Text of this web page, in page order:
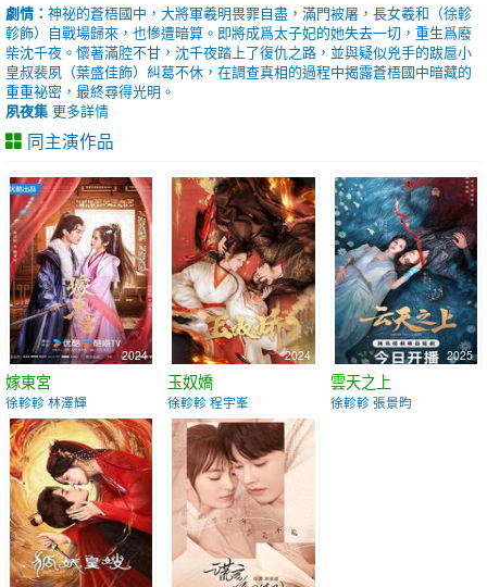
劇情： 神祕的蒼梧國中，大將軍羲明畏罪自盡，滿門被屠，長女羲和（徐軫
軫飾）自戰場歸來，也慘遭暗算。即將成爲太子妃的她失去一切，重生爲廢
柴沈千夜。懷著滿腔不甘，沈千夜踏上了復仇之路，並與疑似兇手的跋扈小
皇叔裴夙（葉盛佳飾）糾葛不休，在調查真相的過程中揭露蒼梧國中暗藏的
重重祕密，最終尋得光明。
夙夜集 更多詳情
同主演作品
2024
嫁東宮
徐軫軫 林澤輝
2024
玉奴嬌
徐軫軫 程宇峯
2025
雲天之上
徐軫軫 張景昀